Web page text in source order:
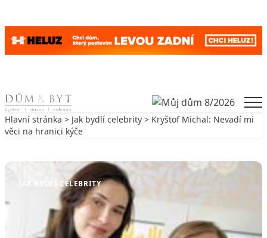
Skip to content
Hlavní stránka > Jak bydlí celebrity > Kryštof Michal: Nevadí mi
věci na hranici kýče
JAK BYDLÍ CELEBRITY